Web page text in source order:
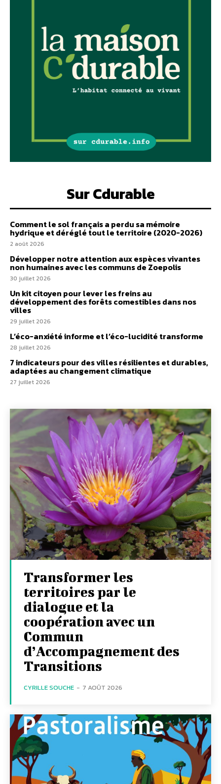
Sur Cdurable
Comment le sol français a perdu sa mémoire
hydrique et déréglé tout le territoire (2020-2026)
2 août 2026
Développer notre attention aux espèces vivantes
non humaines avec les communs de Zoepolis
30 juillet 2026
Un kit citoyen pour lever les freins au
développement des forêts comestibles dans nos
villes
29 juillet 2026
L’éco-anxiété informe et l’éco-lucidité transforme
28 juillet 2026
7 indicateurs pour des villes résilientes et durables,
adaptées au changement climatique
27 juillet 2026
Transformer les
territoires par le
dialogue et la
coopération avec un
Commun
d’Accompagnement des
Transitions
CYRILLE SOUCHE - 7 AOÛT 2026